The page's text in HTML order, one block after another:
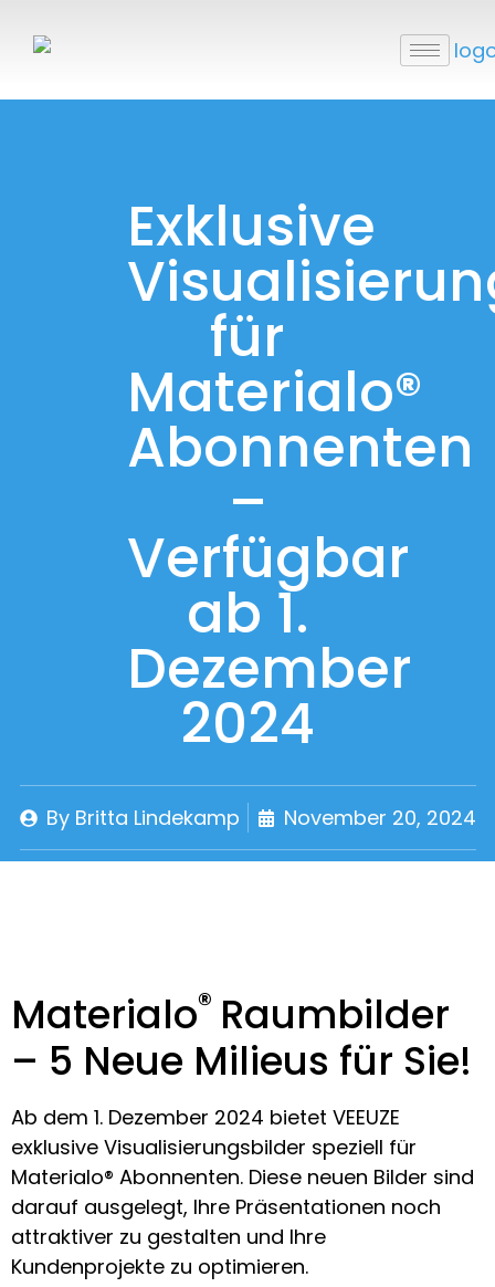
Exklusive
für
Materialo®
Abonnenten
–
Verfügbar
ab 1.
Dezember
2024
ByBritta Lindekamp November 20, 2024
Materialo® Raumbilder
– 5 Neue Milieus für Sie!
Ab dem 1. Dezember 2024 bietet VEEUZE
exklusive Visualisierungsbilder speziell für
Materialo® Abonnenten. Diese neuen Bilder sind
darauf ausgelegt, Ihre Präsentationen noch
attraktiver zu gestalten und Ihre
Kundenprojekte zu optimieren.